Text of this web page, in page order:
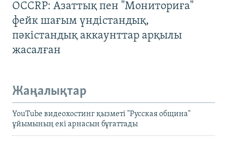
OCCRP: Азаттық пен "Мониториға"
фейк шағым үндістандық,
пәкістандық аккаунттар арқылы
жасалған
Жаңалықтар
YouTube видеохостинг қызметі "Русская община"
ұйымының екі арнасын бұғаттады